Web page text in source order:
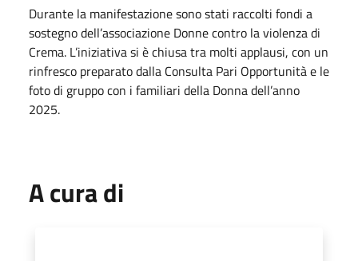
Durante la manifestazione sono stati raccolti fondi a
sostegno dell’associazione Donne contro la violenza di
Crema. L’iniziativa si è chiusa tra molti applausi, con un
rinfresco preparato dalla Consulta Pari Opportunità e le
foto di gruppo con i familiari della Donna dell’anno
2025.
A cura di